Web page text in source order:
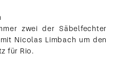
zwei der Säbelfechter
Nicolas Limbach um den
für Rio.